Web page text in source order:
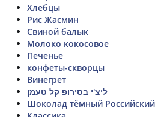
Хлебцы
Рис Жасмин
Свиной балык
Молоко кокосовое
Печенье
конфеты-скворцы
Винегрет
ליצ'י בסירופ קל טעמן
Шоколад тёмный Российский